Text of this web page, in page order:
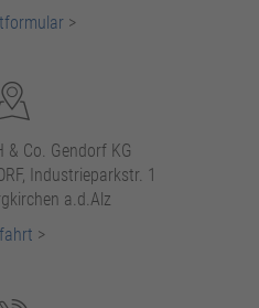
>
& Co. Gendorf KG
Industrieparkstr. 1
a.d.Alz
>